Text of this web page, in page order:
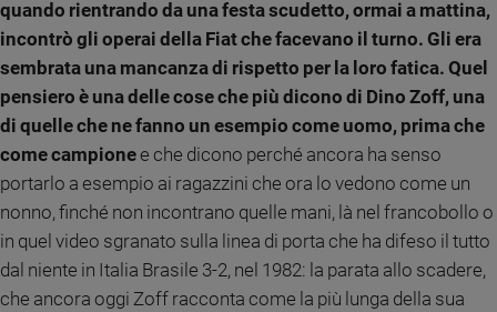
quando rientrando da una festa scudetto, ormai a mattina,
incontrò gli operai della Fiat che facevano il turno. Gli era
sembrata una mancanza di rispetto per la loro fatica. Quel
pensiero è una delle cose che più dicono di Dino Zoff, una
di quelle che ne fanno un esempio come uomo, prima che
come campionee che dicono perché ancora ha senso
portarlo a esempio ai ragazzini che ora lo vedono come un
nonno, finché non incontrano quelle mani, là nel francobollo o
in quel video sgranato sulla linea di porta che ha difeso il tutto
dal niente in Italia Brasile 3-2, nel 1982: la parata allo scadere,
che ancora oggi Zoff racconta come la più lunga della sua